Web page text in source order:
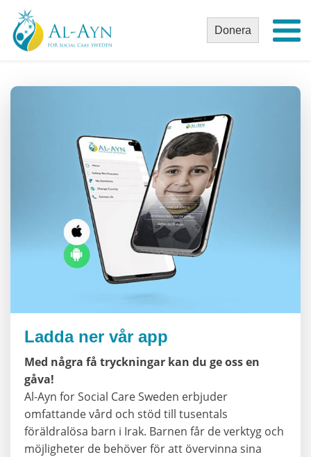
Donera
Ladda ner vår app
Med några få tryckningar kan du ge oss en
gåva!
Al-Ayn for Social Care Sweden erbjuder
omfattande vård och stöd till tusentals
föräldralösa barn i Irak. Barnen får de verktyg och
möjligheter de behöver för att övervinna sina